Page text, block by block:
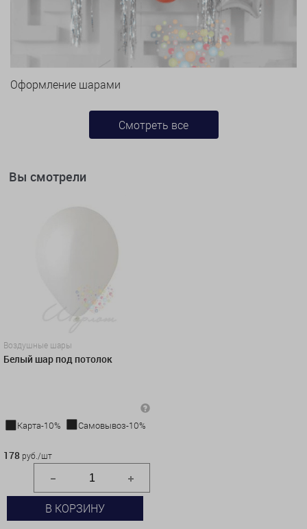
Оформление шарами
Смотреть все
Вы смотрели
Воздушные шары
Белый шар под потолок
Карта-10%
Самовывоз-10%
178 руб./шт
В КОРЗИНУ